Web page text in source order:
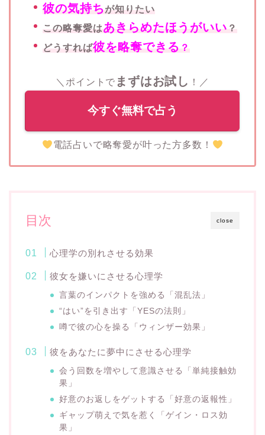
彼の気持ちが知りたい
この略奪愛はあきらめたほうがいい ？
どうすれば彼を略奪できる ？
＼ポイントで まずはお試し ！／
今すぐ無料で占う
電話占いで略奪愛が叶った方多数！
close
目次
心理学の別れさせる効果
彼女を嫌いにさせる心理学
言葉のインパクトを強める「混乱法」
“はい”を引き出す「YESの法則」
噂で彼の心を操る「ウィンザー効果」
彼をあなたに夢中にさせる心理学
会う回数を増やして意識させる「単純接触効
果」
好意のお返しをゲットする「好意の返報性」
ギャップ萌えで気を惹く「ゲイン・ロス効
果」